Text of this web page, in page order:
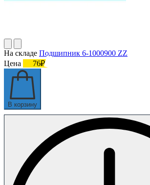
На складе Подшипник 6-1000900 ZZ
Цена
76₽
В корзину